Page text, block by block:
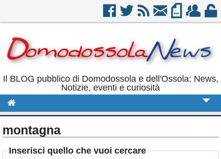
Il BLOG pubblico di Domodossola e dell'Ossola: News,
Notizie, eventi e curiosità
Politica
montagna
Inserisci quello che vuoi cercare